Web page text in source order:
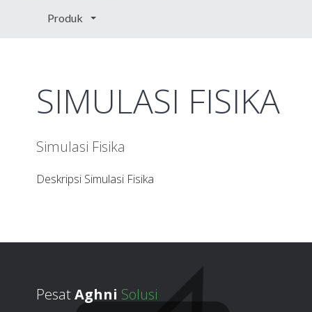
Produk
SIMULASI FISIKA
Simulasi Fisika
Deskripsi Simulasi Fisika
PesatAghni Solusi